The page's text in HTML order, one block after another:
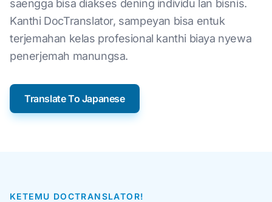
saengga bisa diakses dening individu lan bisnis.
Kanthi DocTranslator, sampeyan bisa entuk
terjemahan kelas profesional kanthi biaya nyewa
penerjemah manungsa.
Translate To Japanese
KETEMU DOCTRANSLATOR!